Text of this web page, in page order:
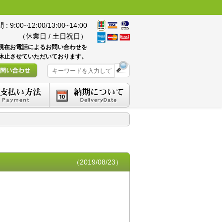
: 9:00~12:00/13:00~14:00
（休業日 / 土日祝日）
在お電話によるお問い合わせを
止させていただいております。
（2019/08/23）